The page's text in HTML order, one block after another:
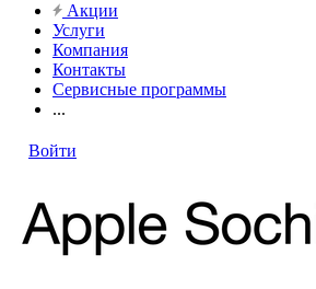
Акции
Услуги
Компания
Контакты
Сервисные программы
...
Войти